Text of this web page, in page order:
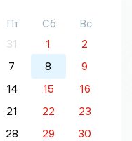
Пт Сб
Вс
31 1
2
7 8
9
14 15
16
21 22
23
28 29
30